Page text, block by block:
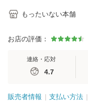
もったいない本舗
お店の評価：
連絡・応対
4.7
販売者情報 支払い方法